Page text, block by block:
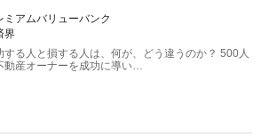
ミアムバリューバンク
界
する人と損する人は、何が、どう違うのか？ 500人
動産オーナーを成功に導い…